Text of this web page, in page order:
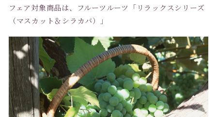
フェア対象商品は、フルーツルーツ「リラックスシリーズ
（マスカット＆シラカバ）」